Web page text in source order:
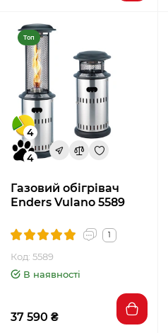
4
4
Топ
Газовий обігрівач
Enders Vulano 5589
1
Код: 5589
В наявності
37 590 ₴